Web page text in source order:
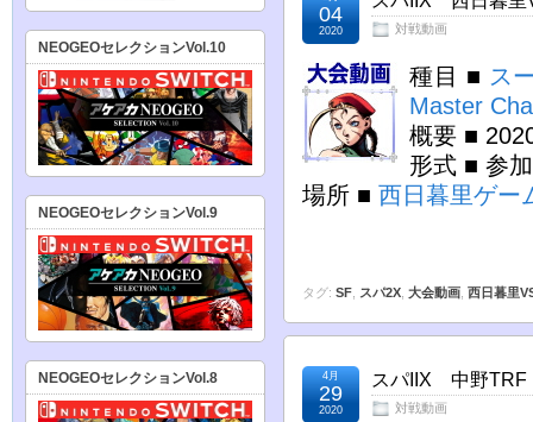
対戦動画
04
2020
種目 ■ ス
Master
概要 ■
形式 ■ 参
場所 ■ 西日暮里ゲー
タグ: SF スパ2X 大会動画 西日暮里
スパIIX 中野
対戦動画
4月
29
2020
NEOGEOセレクションVol.10
NEOGEOセレクションVol.9
NEOGEOセレクションVol.8